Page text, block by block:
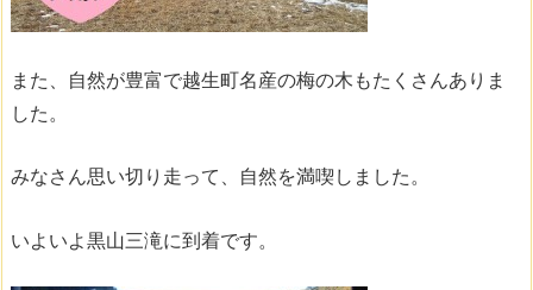
また、自然が豊富で越生町名産の梅の木もたくさんありま
した。
みなさん思い切り走って、自然を満喫しました。
いよいよ黒山三滝に到着です。